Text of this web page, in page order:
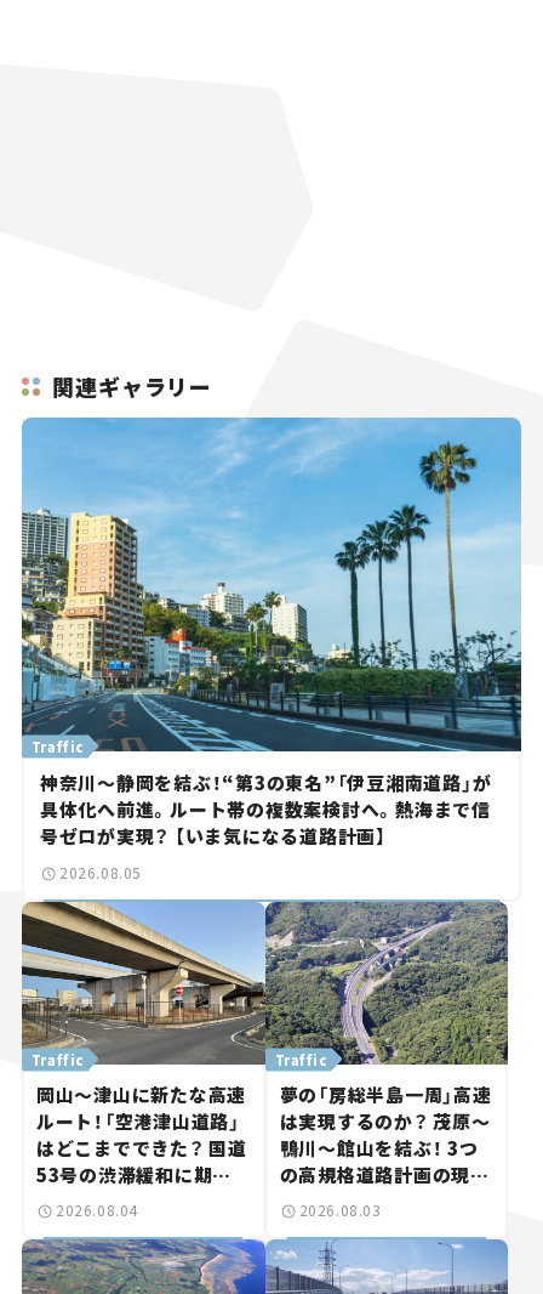
関連ギャラリー
Traffic
神奈川～静岡を結ぶ！“第3の東名”「伊豆湘南道路」が
具体化へ前進。ルート帯の複数案検討へ。熱海まで信
号ゼロが実現？ 【いま気になる道路計画】
2026.08.05
Traffic
岡山～津山に新たな高速
ルート！「空港津山道路」
はどこまでできた？ 国道
53号の渋滞緩和に期待。
岡山市側でも動きが【い
2026.08.04
Traffic
夢の「房総半島一周」高速
は実現するのか？ 茂原～
鴨川～館山を結ぶ！ 3つ
の高規格道路計画の現
状。「館山鴨川道路」で検
路計画】
2026.08.03